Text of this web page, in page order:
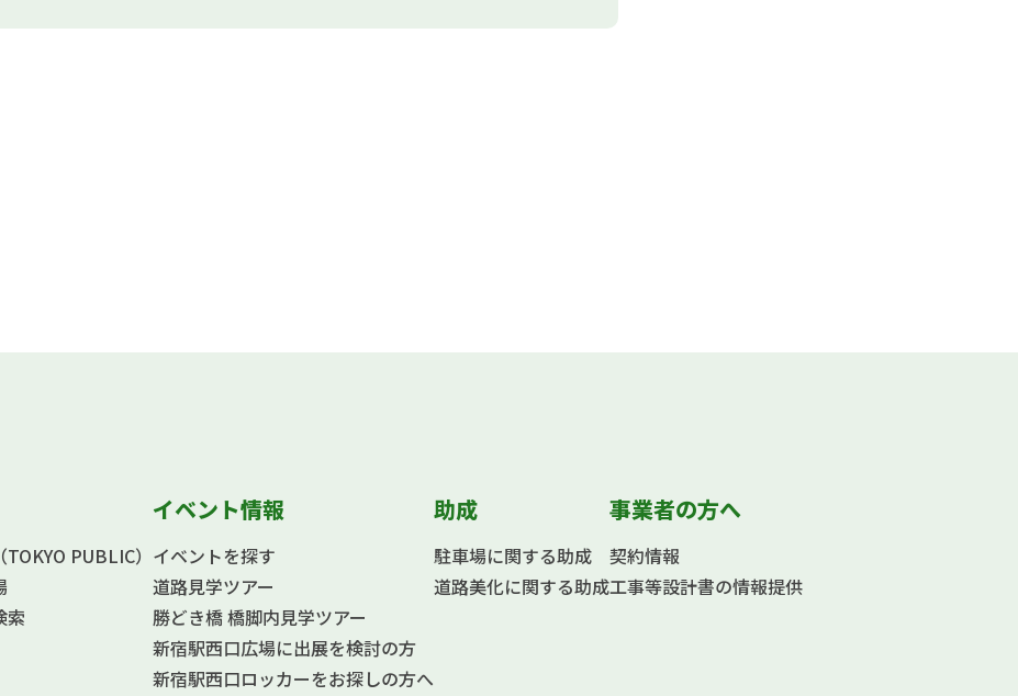
PUBLIC）
索
イベント情報
イベントを探す
道路見学ツアー
勝どき橋 橋脚内見学ツアー
新宿駅西口広場に出展を検討の方
新宿駅西口ロッカーをお探しの方へ
助成
駐車場に関する助成
道路美化に関する助成
事業者の方へ
契約情報
工事等設計書の情報提供